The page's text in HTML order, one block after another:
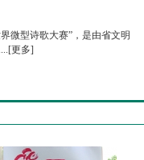
微型诗歌大赛”，是由省文明
更多]